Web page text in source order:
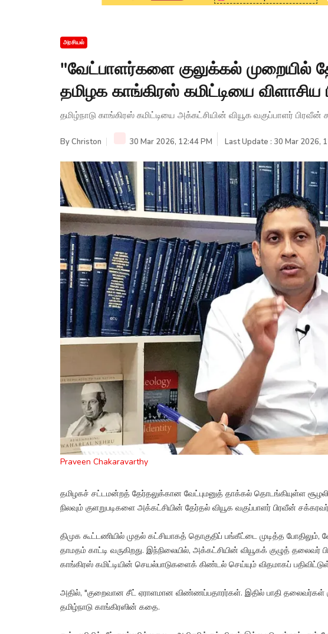
அரசியல்
"வேட்பாளர்களை குலுக்கல் முறையில்
தமிழக காங்கிரஸ் கமிட்டியை
தமிழ்நாடு காங்கிரஸ் கமிட்டியை அக்கட்சியின் வியூக வகுப்பாளர்
ByChriston 30 Mar 2026, 12:44 PM Last Update : 30 Mar 2026,
Praveen Chakaravarthy
தமிழகச் சட்டமன்றத் தேர்தலுக்கான வேட்புமனுத் தாக்கல் தொடங்கியுள்ள
நிலவும் குளறுபடிகளை அக்கட்சியின் தேர்தல் வியூக வகுப்பாளர் பிரவீன்
திமுக கூட்டணியில் முதல் கட்சியாகத் தொகுதிப் பங்கீட்டை முடித்த
தாமதம் காட்டி வருகிறது. இந்நிலையில், அக்கட்சியின் வியூகக் குழுத்
காங்கிரஸ் கமிட்டியின் செயல்பாடுகளைக் கிண்டல் செய்யும் விதமாகப்
அதில், "குறைவான சீட் ஏராளமான விண்ணப்பதாரர்கள். இதில் பாதி தலைவர்கள்
தமிழ்நாடு காங்கிரஸின் கதை.